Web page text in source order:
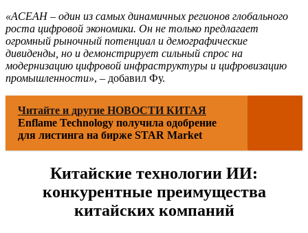
«АСЕАН – один из самых динамичных регионов глобального
роста цифровой экономики. Он не только предлагает
огромный рыночный потенциал и демографические
дивиденды, но и демонстрирует сильный спрос на
модернизацию цифровой инфраструктуры и цифровизацию
промышленности», – добавил Фу.
Читайте и другие НОВОСТИ КИТАЯ
Enflame Technology получила одобрение
для листинга на бирже STAR Market
Китайские технологии ИИ:
конкурентные преимущества
китайских компаний